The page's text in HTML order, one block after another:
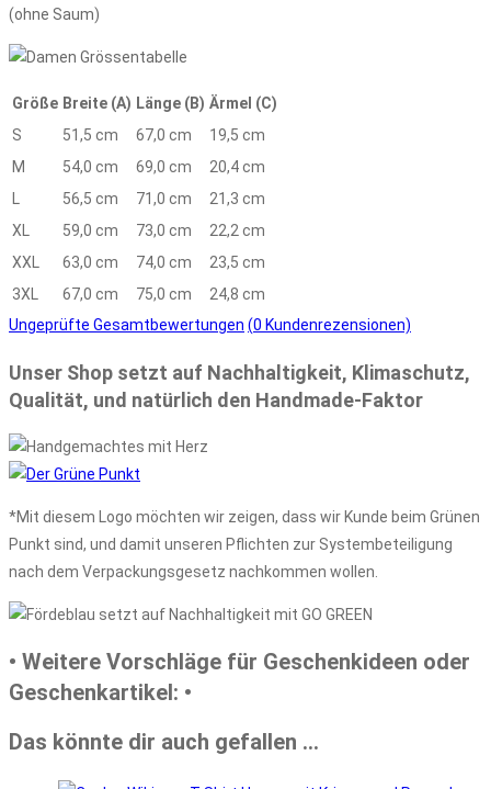
(ohne Saum)
Größe Breite (A) Länge (B) Ärmel (C)
S
51,5 cm 67,0 cm
19,5 cm
M
54,0 cm 69,0 cm
20,4 cm
L
56,5 cm 71,0 cm
21,3 cm
XL
59,0 cm 73,0 cm
22,2 cm
XXL
63,0 cm 74,0 cm
23,5 cm
3XL
67,0 cm 75,0 cm
24,8 cm
Ungeprüfte Gesamtbewertungen (0 Kundenrezensionen)
Unser Shop setzt auf Nachhaltigkeit, Klimaschutz,
Qualität, und natürlich den Handmade-Faktor
*Mit diesem Logo möchten wir zeigen, dass wir Kunde beim Grünen
Punkt sind, und damit unseren Pflichten zur Systembeteiligung
nach dem Verpackungsgesetz nachkommen wollen.
• Weitere Vorschläge für Geschenkideen oder
Geschenkartikel: •
Das könnte dir auch gefallen …